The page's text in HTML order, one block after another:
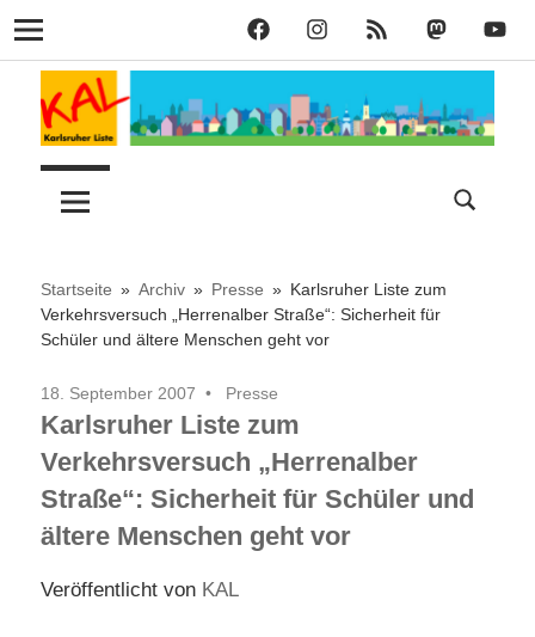
KAL
auf
Facebook
KAL
auf
Instagram
KAL
RSS
KAL
bei
KAL
auf
Navigation
Zum
Inhalt
springen
Karlsruher
–
KAL
Stadt
Startseite Archiv Presse
Karlsruher Liste zum
Verkehrsversuch „Herrenalber Straße“: Sicherheit für
Schüler und ältere Menschen geht vor
18. September 2007 Presse
Karlsruher Liste zum
Verkehrsversuch „Herrenalber
Straße“: Sicherheit für Schüler und
ältere Menschen geht vor
Veröffentlicht von KAL